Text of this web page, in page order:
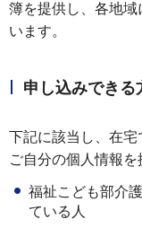
簿を提供し、各地
います。
申し込みできる
下記に該当し、在
ご自分の個人情報
福祉こども部介
ている人